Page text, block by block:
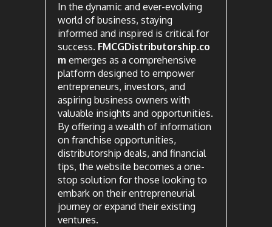
In the dynamic and ever-evolving
world of business, staying
informed and inspired is critical for
success. FMCGDistributorship.co
m emerges as a comprehensive
platform designed to empower
entrepreneurs, investors, and
aspiring business owners with
valuable insights and opportunities.
By offering a wealth of information
on franchise opportunities,
distributorship deals, and financial
tips, the website becomes a one-
stop solution for those looking to
embark on their entrepreneurial
journey or expand their existing
ventures.